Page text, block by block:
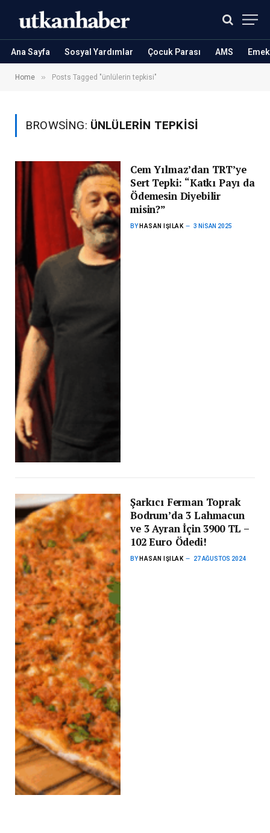
Ana Sayfa Sosyal Yardımlar Çocuk Parası AMS
Home » Posts Tagged "ünlülerin tepkisi"
BROWSING: ÜNLÜLERIN TEPKISI
Cem Yılmaz’dan TRT’ye
Sert Tepki: “Katkı Payı da
Ödemesin Diyebilir
misin?”
BY HASAN IŞILAK 3 NISAN 2025
Şarkıcı Ferman Toprak
Bodrum’da 3 Lahmacun
ve 3 Ayran İçin 3900 TL –
102 Euro Ödedi!
BY HASAN IŞILAK 27 AĞUSTOS 2024